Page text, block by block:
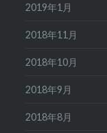
2019年1月
2018年11月
2018年10月
2018年9月
2018年8月